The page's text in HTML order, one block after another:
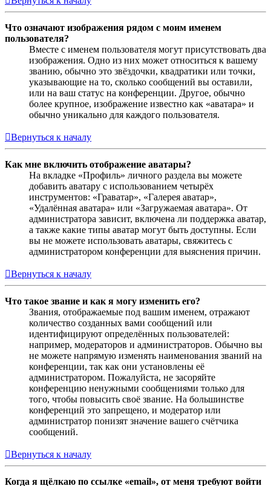
Что означают изображения рядом с моим именем
пользователя?
Вместе с именем пользователя могут присутствовать два
изображения. Одно из них может относиться к вашему
званию, обычно это звёздочки, квадратики или точки,
указывающие на то, сколько сообщений вы оставили,
или на ваш статус на конференции. Другое, обычно
более крупное, изображение известно как «аватара» и
обычно уникально для каждого пользователя.
Вернуться к началу
Как мне включить отображение аватары?
На вкладке «Профиль» личного раздела вы можете
добавить аватару с использованием четырёх
инструментов: «Граватар», «Галерея аватар»,
«Удалённая аватара» или «Загружаемая аватара». От
администратора зависит, включена ли поддержка аватар,
а также какие типы аватар могут быть доступны. Если
вы не можете использовать аватары, свяжитесь с
администратором конференции для выяснения причин.
Вернуться к началу
Что такое звание и как я могу изменить его?
Звания, отображаемые под вашим именем, отражают
количество созданных вами сообщений или
идентифицируют определённых пользователей:
например, модераторов и администраторов. Обычно вы
не можете напрямую изменять наименования званий на
конференции, так как они установлены её
администратором. Пожалуйста, не засоряйте
конференцию ненужными сообщениями только для
того, чтобы повысить своё звание. На большинстве
конференций это запрещено, и модератор или
администратор понизят значение вашего счётчика
сообщений.
Вернуться к началу
Когда я щёлкаю по ссылке «email», от меня требуют войти